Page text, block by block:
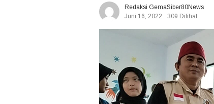
Redaksi GemaSiber80News
Juni 16, 2022
309 Dilihat